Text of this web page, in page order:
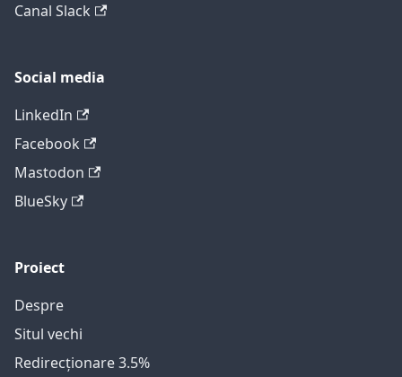
Canal Slack
Social media
LinkedIn
Facebook
Mastodon
BlueSky
Proiect
Despre
Situl vechi
Redirecționare 3.5%